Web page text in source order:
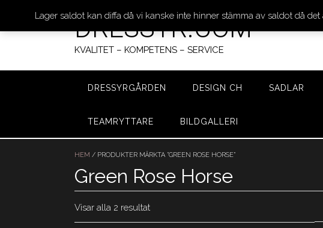
Hoppa
DRESSYR.COM
KVALITET – KOMPETENS – SERVICE
DRESSYRGÅRDEN DESIGN CH SADLAR
TEAMRYTTARE BILDGALLERI
HEM / PRODUKTER MÄRKTA ”GREEN ROSE HORSE”
Green Rose Horse
Visar alla 2 resultat
Lager saldot kan diffa då vi kanske inte hinner stämma av saldot då